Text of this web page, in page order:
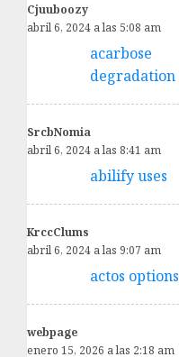
Cjuuboozy
abril 6, 2024 a las 5:08 am
acarbose
degradation
SrcbNomia
abril 6, 2024 a las 8:41 am
abilify uses
KrccClums
abril 6, 2024 a las 9:07 am
actos options
webpage
enero 15, 2026 a las 2:18 am